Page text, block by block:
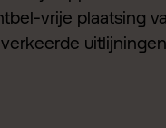
vrije plaatsing